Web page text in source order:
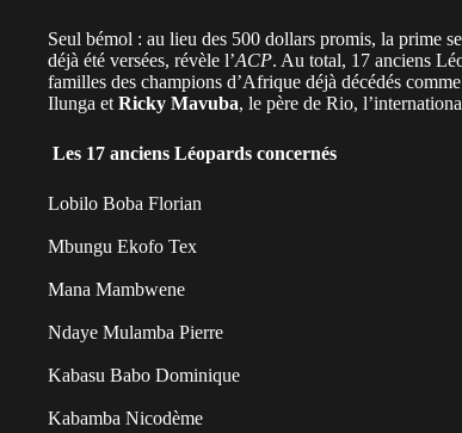
Seul bémol : au lieu des 500 dollars promis, la prime
déjà été versées, révèle l’ACP. Au total, 17 anciens
familles des champions d’Afrique déjà décédés
Ilunga et Ricky Mavuba, le père de Rio,
Les 17 anciens Léopards concernés
Lobilo Boba Florian
Mbungu Ekofo Tex
Mana Mambwene
Ndaye Mulamba Pierre
Kabasu Babo Dominique
Kabamba Nicodème